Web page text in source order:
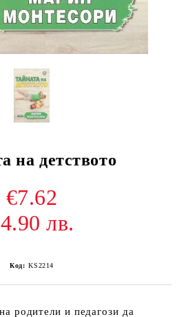
на детството
€7.62
лв.
Код: KS2214
родители и педагози да